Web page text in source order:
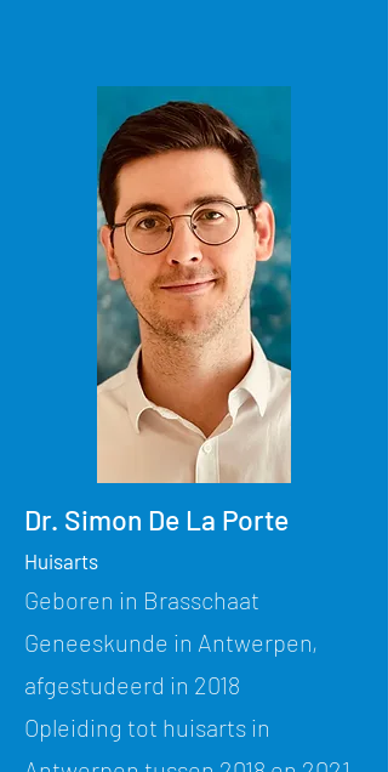
Dr. Simon De La Porte
Huisarts
Geboren in Brasschaat
Geneeskunde in Antwerpen,
afgestudeerd in 2018
Opleiding tot huisarts in